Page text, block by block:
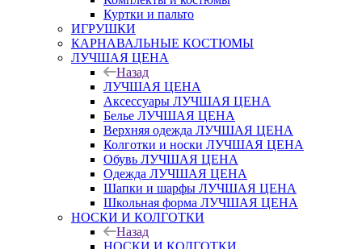
Куртки и пальто
ИГРУШКИ
КАРНАВАЛЬНЫЕ КОСТЮМЫ
ЛУЧШАЯ ЦЕНА
Назад
ЛУЧШАЯ ЦЕНА
Аксессуары ЛУЧШАЯ ЦЕНА
Белье ЛУЧШАЯ ЦЕНА
Верхняя одежда ЛУЧШАЯ ЦЕНА
Колготки и носки ЛУЧШАЯ ЦЕНА
Обувь ЛУЧШАЯ ЦЕНА
Одежда ЛУЧШАЯ ЦЕНА
Шапки и шарфы ЛУЧШАЯ ЦЕНА
Школьная форма ЛУЧШАЯ ЦЕНА
НОСКИ И КОЛГОТКИ
Назад
НОСКИ И КОЛГОТКИ